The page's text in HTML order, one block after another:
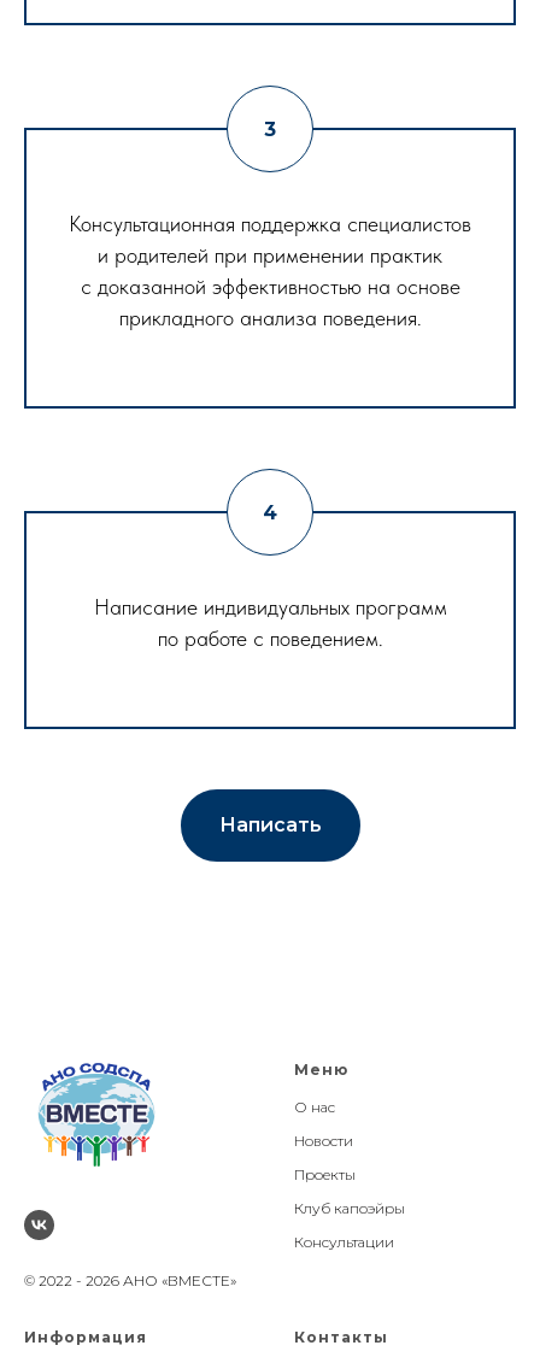
Консультационная поддержка специалистов
и родителей при применении практик
с доказанной эффективностью на основе
прикладного анализа поведения.
Написание индивидуальных программ
по работе с поведением.
Написать
© 2022 - 2026 АНО «ВМЕСТЕ»
Меню
О нас
Новости
Проекты
Клуб капоэйры
Консультации
Информация Контакты